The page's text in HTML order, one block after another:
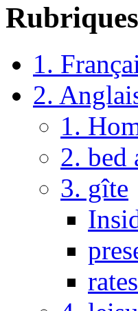
Rubriques
1.
2.
1.
2. bed
3. gîte